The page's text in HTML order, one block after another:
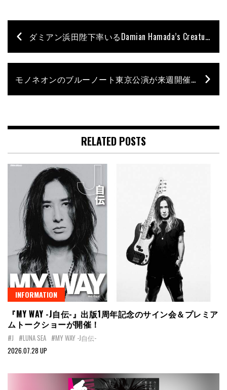
ダミアン浜田陛下率いるDamian Hamada’s Creaturesが第2期メンバー・オーディションを開催
モノネオンのブルーノート東京公演が来週開催。2月26日（日）にはスペシャル・ショーケースも急遽決定！
RELATED POSTS
INFORMATION
『MY WAY -J自伝-』出版1周年記念のサイン会＆プレミア
ムトークショーが開催！
#J #LUNA SEA #MY WAY -J自伝-
2026.07.28 UP